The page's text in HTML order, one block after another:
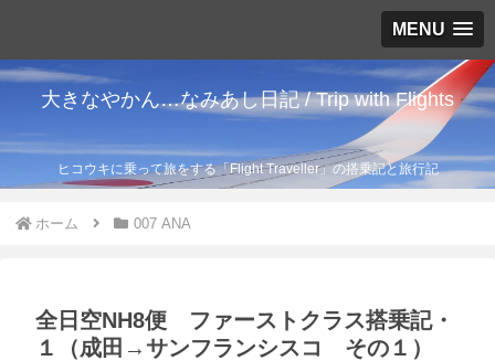
MENU
大きなやかん…なみあし日記 / Trip with Flights
ヒコウキに乗って旅をする「Flight Traveller」の搭乗記と旅行記
ホーム 007 ANA
全日空NH8便 ファーストクラス搭乗記・
１（成田→サンフランシスコ その１）